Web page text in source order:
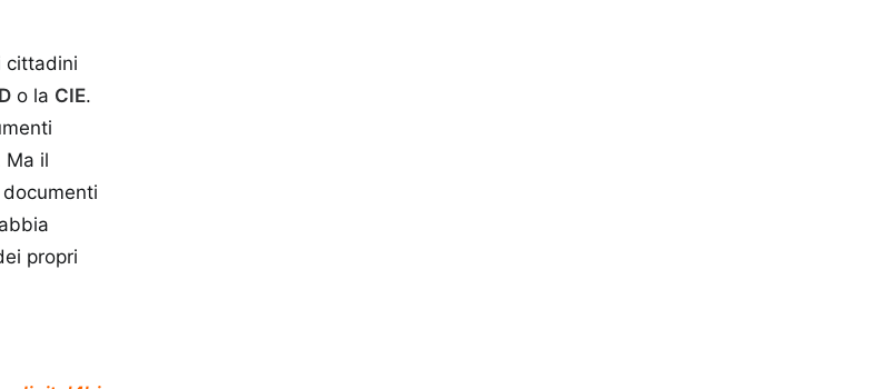
cittadini
o la CIE.
Ma il
propri